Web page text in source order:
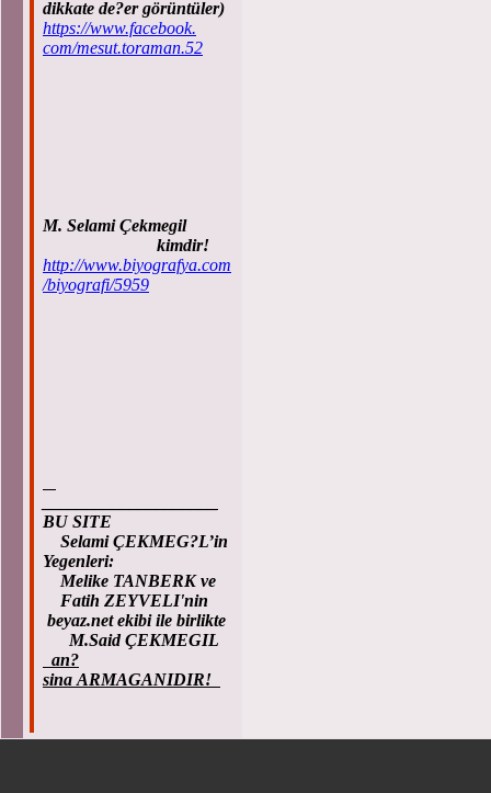
dikkate de?er görüntüler)
https://www.facebook.
com/mesut.toraman.52
M. Selami Çekmegil
kimdir!
http://www.biyografya.com
/biyografi/5959
BU SITE
Selami ÇEKMEG?L’in
Yegenleri:
Melike TANBERK ve
Fatih ZEYVELI'nin
beyaz.net ekibi ile birlikte
M.Said ÇEKMEGIL
an?
sina ARMAGANIDIR!